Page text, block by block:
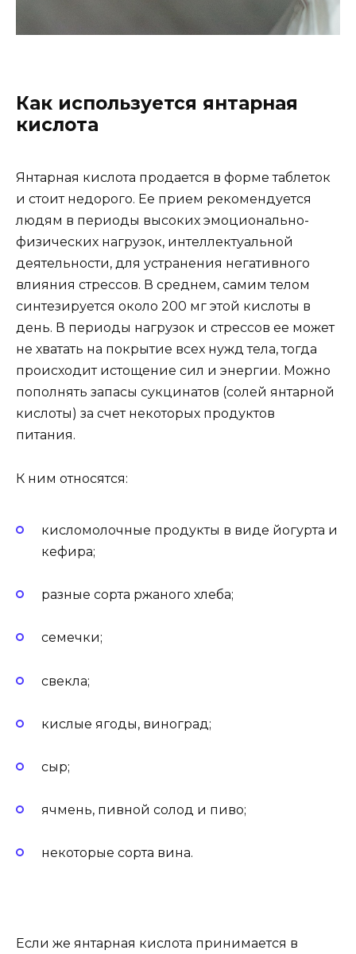
Как используется янтарная
кислота
Янтарная кислота продается в форме таблеток
и стоит недорого. Ее прием рекомендуется
людям в периоды высоких эмоционально-
физических нагрузок, интеллектуальной
деятельности, для устранения негативного
влияния стрессов. В среднем, самим телом
синтезируется около 200 мг этой кислоты в
день. В периоды нагрузок и стрессов ее может
не хватать на покрытие всех нужд тела, тогда
происходит истощение сил и энергии. Можно
пополнять запасы сукцинатов (солей янтарной
кислоты) за счет некоторых продуктов
питания.
К ним относятся:
кисломолочные продукты в виде йогурта и
кефира;
разные сорта ржаного хлеба;
семечки;
свекла;
кислые ягоды, виноград;
сыр;
ячмень, пивной солод и пиво;
некоторые сорта вина.
Если же янтарная кислота принимается в